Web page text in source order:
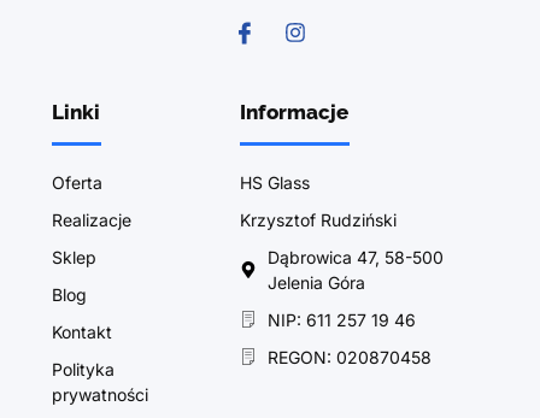
Linki
Oferta
Realizacje
Sklep
Blog
Kontakt
Polityka
prywatności
Informacje
HS Glass
Krzysztof Rudziński
Dąbrowica 47, 58-500
Jelenia Góra
NIP: 611 257 19 46
REGON: 020870458